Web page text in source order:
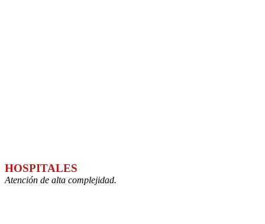
HOSPITALES
Atención de alta complejidad.